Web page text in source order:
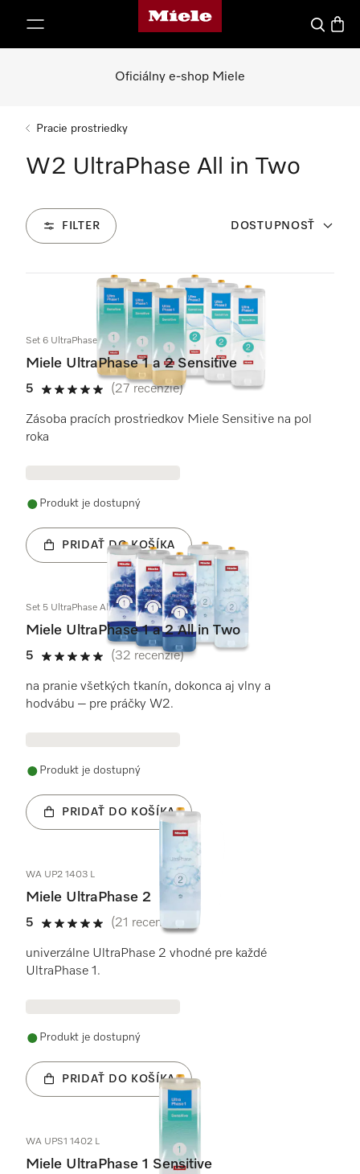
Domovská stránka spoločnosti Miele
Hľadať
Oficiálny e-shop Miele
Pracie prostriedky
W2 UltraPhase All in Two
FILTER DOSTUPNOSŤ
6 Produkty
Set 6 UltraPhase Sensitive
Miele UltraPhase 1 a 2 Sensitive
5
5 / 5
(27 recenzie)
Zásoba pracích prostriedkov Miele Sensitive na pol
roka
Produkt je dostupný
PRIDAŤ DO KOŠÍKA
Set 5 UltraPhase All in Two
Miele UltraPhase 1 a 2 All in Two
5
5 / 5
(32 recenzie)
na pranie všetkých tkanín, dokonca aj vlny a
hodvábu – pre práčky W2.
Produkt je dostupný
PRIDAŤ DO KOŠÍKA
WA UP2 1403 L
Miele UltraPhase 2
5
5 / 5
(21 recenzie)
univerzálne UltraPhase 2 vhodné pre každé
UltraPhase 1.
Produkt je dostupný
PRIDAŤ DO KOŠÍKA
WA UPS1 1402 L
Miele UltraPhase 1 Sensitive